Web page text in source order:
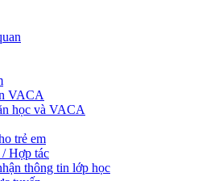
VACA
học và VACA
trẻ em
Hợp tác
thông tin lớp học